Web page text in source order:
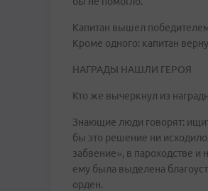
Капитан вышел
Кроме одного: капитан
НАГРАДЫ НАШЛИ ГЕРОЯ
Кто же вычеркнул из
Знающие люди говорят:
бы это решение ни
забвение», в пароходстве и
ему была выделена
орден.